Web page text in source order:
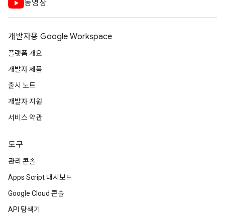
동영상
개발자용 Google Workspace
플랫폼 개요
개발자 제품
출시 노트
개발자 지원
서비스 약관
도구
관리 콘솔
Apps Script 대시보드
Google Cloud 콘솔
API 탐색기